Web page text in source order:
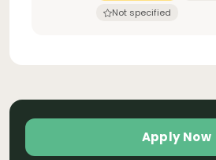
Not specified
Apply Now